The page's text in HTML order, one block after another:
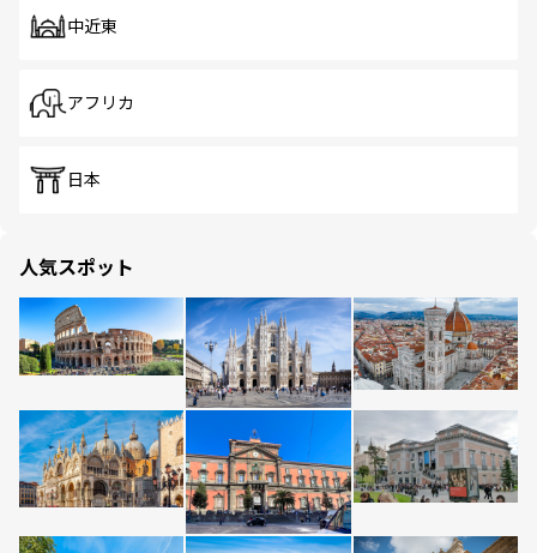
中近東
アフリカ
日本
人気スポット